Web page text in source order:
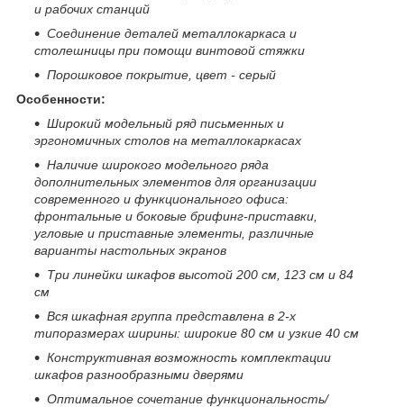
и рабочих станций
Соединение деталей металлокаркаса и
столешницы при помощи винтовой стяжки
Порошковое покрытие, цвет - серый
Особенности:
Широкий модельный ряд письменных и
эргономичных столов на металлокаркасах
Наличие широкого модельного ряда
дополнительных элементов для организации
современного и функционального офиса:
фронтальные и боковые брифинг-приставки,
угловые и приставные элементы, различные
варианты настольных экранов
Три линейки шкафов высотой 200 см, 123 см и 84
см
Вся шкафная группа представлена в 2-х
типоразмерах ширины: широкие 80 см и узкие 40 см
Конструктивная возможность комплектации
шкафов разнообразными дверями
Оптимальное сочетание функциональность/